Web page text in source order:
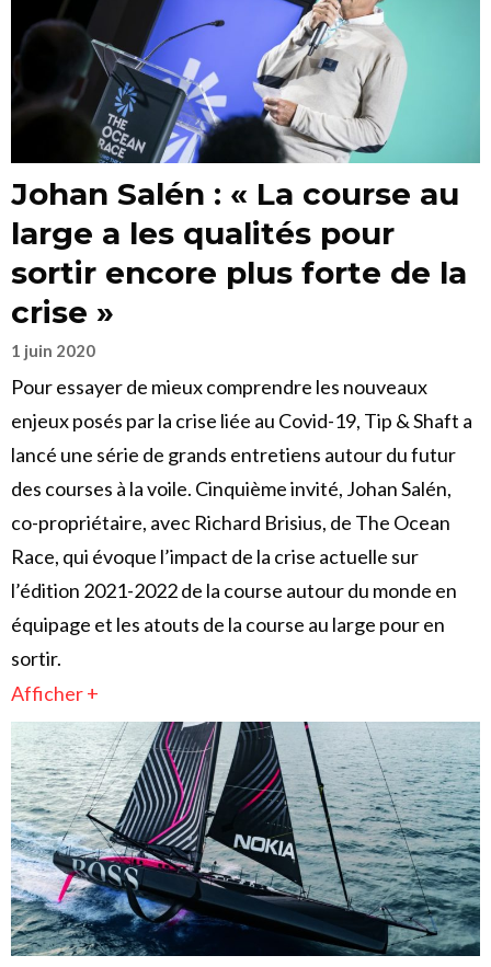
Johan Salén : « La course au
large a les qualités pour
sortir encore plus forte de la
crise »
1 juin 2020
Pour essayer de mieux comprendre les nouveaux
enjeux posés par la crise liée au Covid-19, Tip & Shaft a
lancé une série de grands entretiens autour du futur
des courses à la voile. Cinquième invité, Johan Salén,
co-propriétaire, avec Richard Brisius, de The Ocean
Race, qui évoque l’impact de la crise actuelle sur
l’édition 2021-2022 de la course autour du monde en
équipage et les atouts de la course au large pour en
sortir.
Afficher +